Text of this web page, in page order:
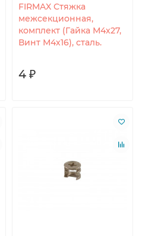
FIRMAX Стяжка
межсекционная,
комплект (Гайка М4х27,
Винт М4х16), сталь.
4 ₽